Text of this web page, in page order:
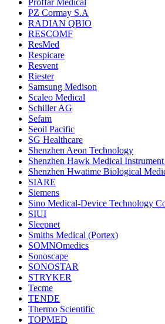
Proffar Medical
PZ Cormay S.A
RADIAN QBIO
RESCOMF
ResMed
Respicare
Resvent
Riester
Samsung Medison
Scaleo Medical
Schiller AG
Sefam
Seoil Pacific
SG Healthcare
Shenzhen Aeon Technology
Shenzhen Hawk Medical
Shenzhen Hwatime Biological
SIARE
Siemens
Sino Medical-Device Technology
SIUI
Sleepnet
Smiths Medical (Portex)
SOMNOmedics
Sonoscape
SONOSTAR
STRYKER
Tecme
TENDE
Thermo Scientific
TOPMED